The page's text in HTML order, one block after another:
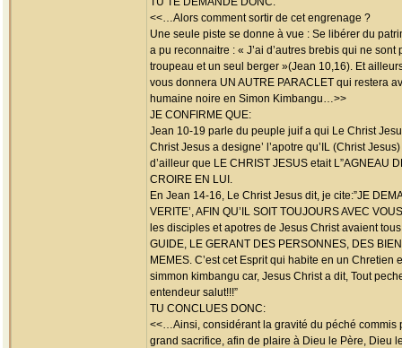
<<…Alors comment sortir de cet engrenage ?
Une seule piste se donne à vue : Se libérer du
a pu reconnaitre : « J’ai d’autres brebis qui ne
troupeau et un seul berger »(Jean 10,16). Et
vous donnera UN AUTRE PARACLET qui restera
humaine noire en Simon Kimbangu…>>
JE CONFIRME QUE:
Jean 10-19 parle du peuple juif a qui Le Christ
Christ Jesus a designe’ l’apotre qu’IL (Christ
d’ailleur que LE CHRIST JESUS etait L”AGNEAU
CROIRE EN LUI.
En Jean 14-16, Le Christ Jesus dit, je cite:”JE
VERITE’, AFIN QU’IL SOIT TOUJOURS AVEC
les disciples et apotres de Jesus Christ avaient
GUIDE, LE GERANT DES PERSONNES, DES
MEMES. C’est cet Esprit qui habite en un
simmon kimbangu car, Jesus Christ a dit, Tout
entendeur salut!!!”
TU CONCLUES DONC:
<<…Ainsi, considérant la gravité du péché commis
grand sacrifice, afin de plaire à Dieu le Père, Dieu